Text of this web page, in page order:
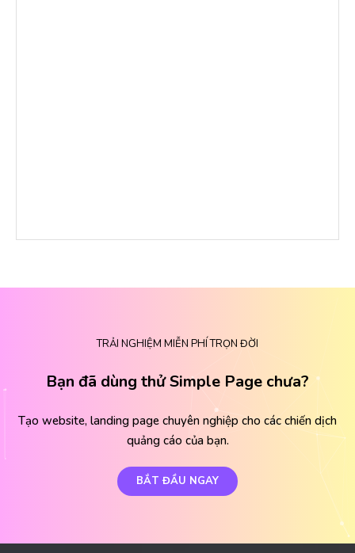
TRẢI NGHIỆM MIỄN PHÍ TRỌN ĐỜI
Bạn đã dùng thử Simple Page chưa?
Tạo website, landing page chuyên nghiệp cho các chiến dịch
quảng cáo của bạn.
BẮT ĐẦU NGAY